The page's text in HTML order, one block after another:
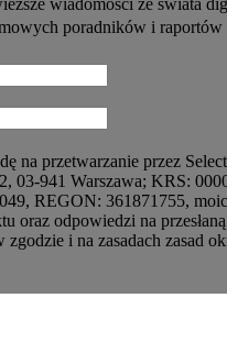
poradników i raportów
na przetwarzanie przez
03-941 Warszawa; KRS:
REGON: 361871755,
oraz odpowiedzi na
zgodzie i na zasadach zasad